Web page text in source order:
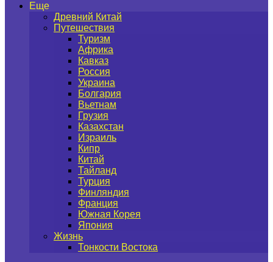
Еще
Древний Китай
Путешествия
Туризм
Африка
Кавказ
Россия
Украина
Болгария
Вьетнам
Грузия
Казахстан
Израиль
Кипр
Китай
Тайланд
Турция
Финляндия
Франция
Южная Корея
Япония
Жизнь
Тонкости Востока